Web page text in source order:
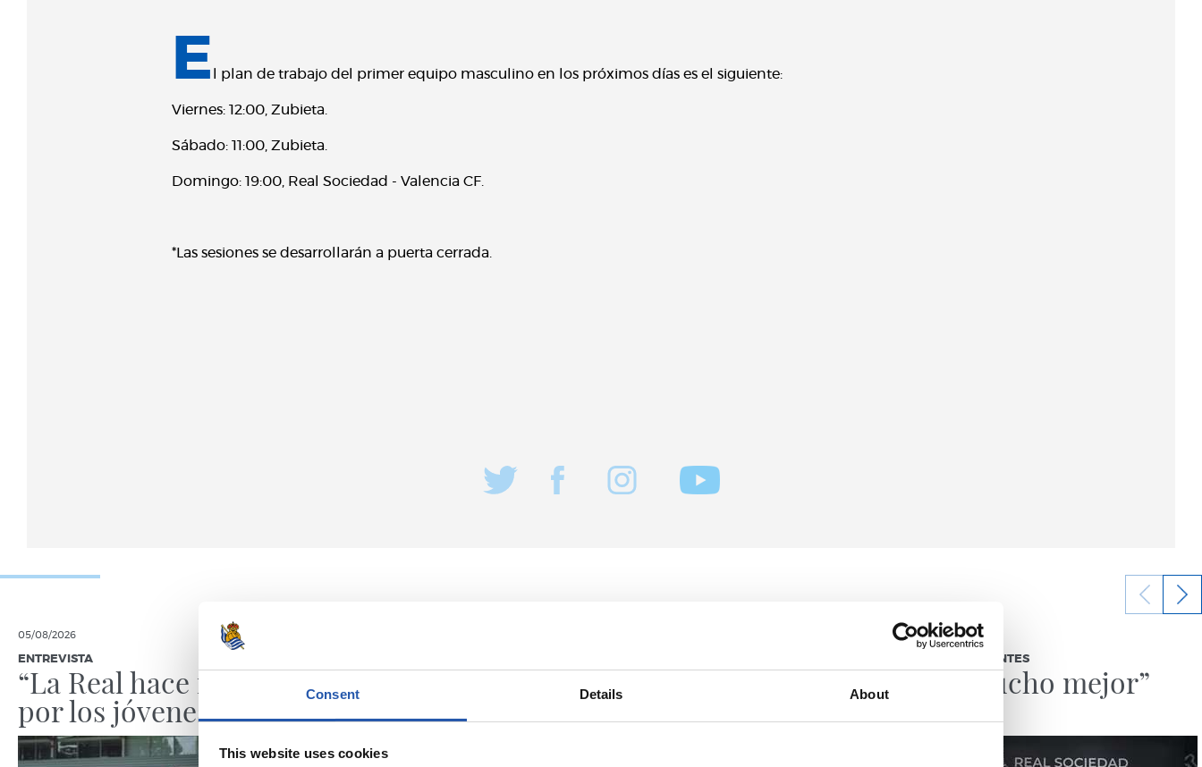
Consent Details About
This website uses cookies
E l plan de trabajo del primer equipo masculino en los próximos días es el siguiente:
Viernes: 12:00, Zubieta.
Sábado: 11:00, Zubieta.
Domingo: 19:00, Real Sociedad - Valencia CF.
*Las sesiones se desarrollarán a puerta cerrada.
05/08/2026
ENTREVISTA
“La Real hace mucho
por los jóvenes”
Afinando Vuelta al trabajo
03/08/2026
BEÑAT TURRIENTES
“Así mucho mejor”